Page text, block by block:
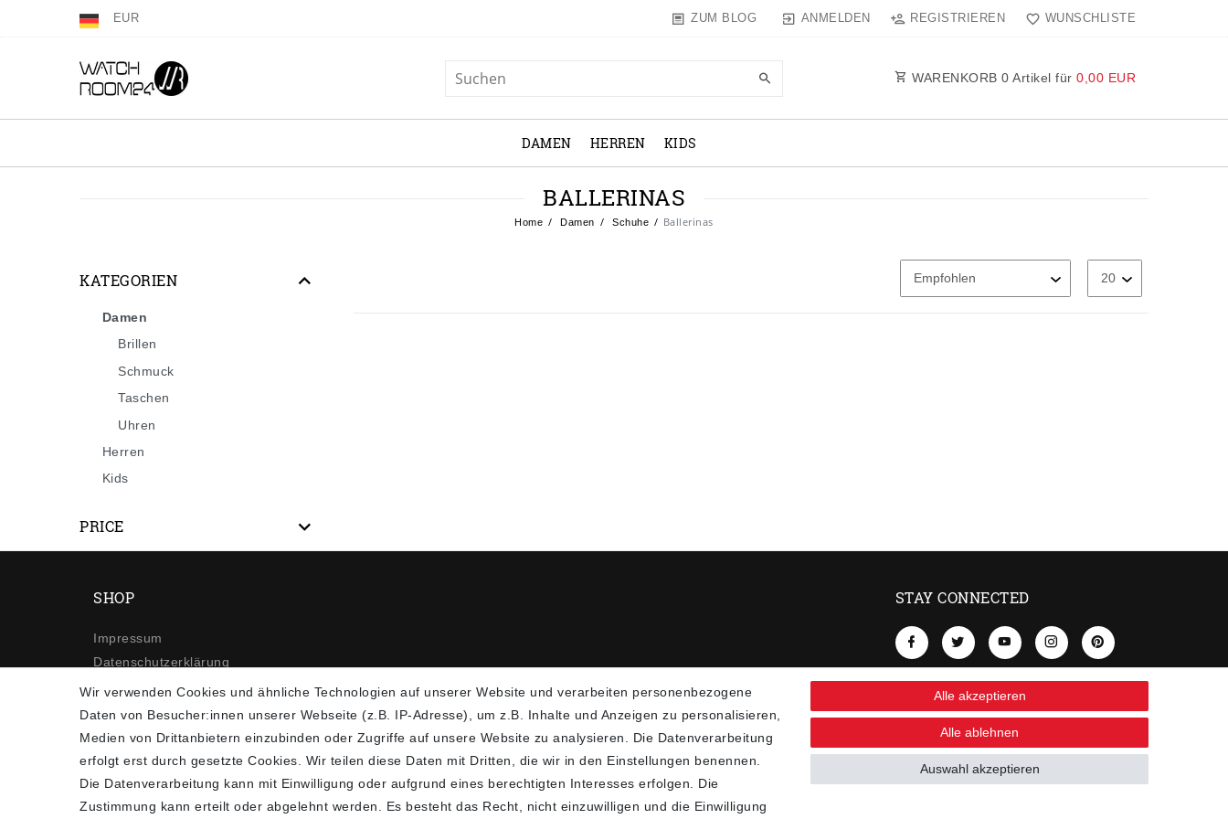
EUR ZUM BLOG ANMELDEN REGISTRIEREN WUNSCHLISTE
WARENKORB 0 Artikel für 0,00 EUR
DAMEN HERREN KIDS
BALLERINAS
Home Damen Schuhe Ballerinas
KATEGORIEN
Damen
Brillen
Schmuck
Taschen
Uhren
Herren
Kids
PRICE
SHOP
Impressum
Daten­schutz­erklärung
AGB
Widerrufs­recht
Kontakt
Vertrag widerrufen
STAY CONNECTED
Wir verwenden Cookies und ähnliche Technologien auf unserer Website und verarbeiten personenbezogene
Daten von Besucher:innen unserer Webseite (z.B. IP-Adresse), um z.B. Inhalte und Anzeigen zu personalisieren,
Medien von Drittanbietern einzubinden oder Zugriffe auf unsere Website zu analysieren. Die Datenverarbeitung
erfolgt erst durch gesetzte Cookies. Wir teilen diese Daten mit Dritten, die wir in den Einstellungen benennen.
Die Datenverarbeitung kann mit Einwilligung oder aufgrund eines berechtigten Interesses erfolgen. Die
Zustimmung kann erteilt oder abgelehnt werden. Es besteht das Recht, nicht einzuwilligen und die Einwilligung
Alle akzeptieren
Alle ablehnen
Auswahl akzeptieren